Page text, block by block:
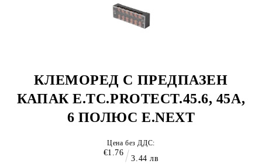
КЛЕМОРЕД С ПРЕДПАЗЕН
КАПАК E.TC.PROTECT.45.6, 45А,
6 ПОЛЮС E.NEXT
Цена без ДДС:
€1.76
3.44 лв